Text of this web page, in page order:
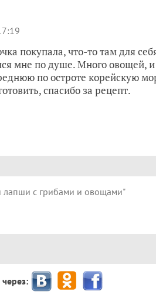
покупала, что-то там для
мне по душе. Много
по остроте корейскую
спасибо за рецепт.